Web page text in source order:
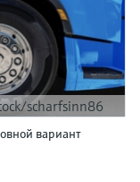
scharfsinn86
вариант